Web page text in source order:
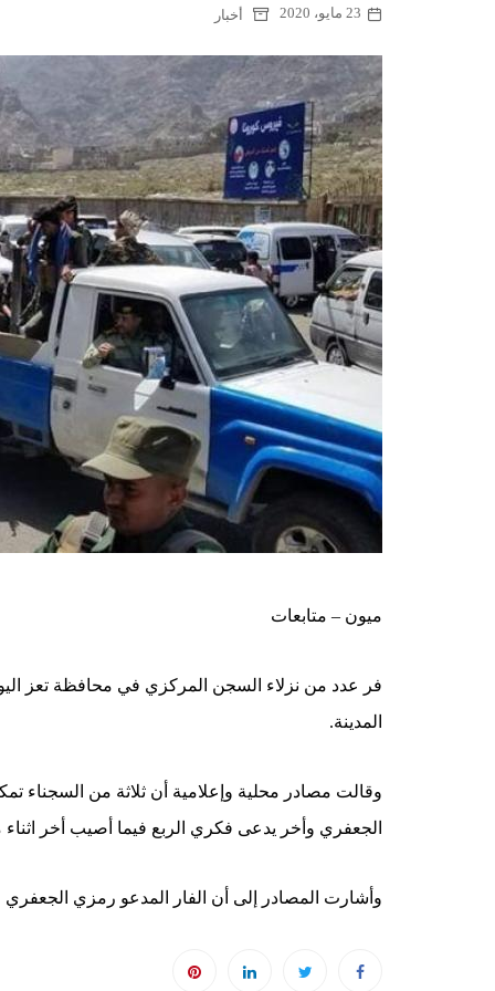
23 مايو، 2020 أخبار
ميون – متابعات
فر عدد من نزلاء السجن المركزي في محافظة تعز
المدينة.
وقالت مصادر محلية وإعلامية أن ثلاثة من السجناء
الجعفري وأخر يدعى فكري الربع فيما أصيب أخر
وأشارت المصادر إلى أن الفار المدعو رمزي الجعفري